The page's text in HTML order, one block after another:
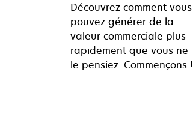
Découvrez comment vous
pouvez générer de la
valeur commerciale plus
rapidement que vous ne
le pensiez. Commençons !